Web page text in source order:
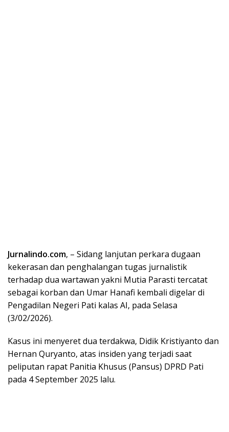
Jurnalindo.com, – Sidang lanjutan perkara dugaan
kekerasan dan penghalangan tugas jurnalistik
terhadap dua wartawan yakni Mutia Parasti tercatat
sebagai korban dan Umar Hanafi kembali digelar di
Pengadilan Negeri Pati kalas AI, pada Selasa
(3/02/2026).
Kasus ini menyeret dua terdakwa, Didik Kristiyanto dan
Hernan Quryanto, atas insiden yang terjadi saat
peliputan rapat Panitia Khusus (Pansus) DPRD Pati
pada 4 September 2025 lalu.